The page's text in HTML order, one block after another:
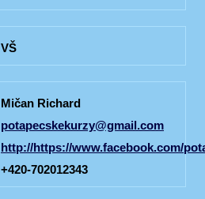
VŠ
Mičan Richard
potapecskekurzy@gmail.com
http://https://www.facebook.com/
+420-702012343